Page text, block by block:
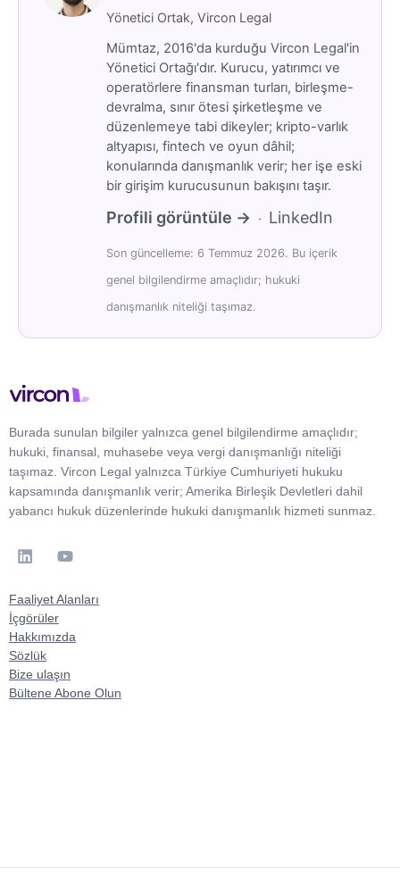
Yönetici Ortak, Vircon Legal
Mümtaz, 2016'da kurduğu Vircon Legal'in
Yönetici Ortağı'dır. Kurucu, yatırımcı ve
operatörlere finansman turları, birleşme-
devralma, sınır ötesi şirketleşme ve
düzenlemeye tabi dikeyler; kripto-varlık
altyapısı, fintech ve oyun dâhil;
konularında danışmanlık verir; her işe eski
bir girişim kurucusunun bakışını taşır.
Profili görüntüle → · LinkedIn
Son güncelleme: 6 Temmuz 2026. Bu içerik
genel bilgilendirme amaçlıdır; hukuki
danışmanlık niteliği taşımaz.
Burada sunulan bilgiler yalnızca genel bilgilendirme amaçlıdır;
hukuki, finansal, muhasebe veya vergi danışmanlığı niteliği
taşımaz. Vircon Legal yalnızca Türkiye Cumhuriyeti hukuku
kapsamında danışmanlık verir; Amerika Birleşik Devletleri dahil
yabancı hukuk düzenlerinde hukuki danışmanlık hizmeti sunmaz.
Faaliyet Alanları
İçgörüler
Hakkımızda
Sözlük
Bize ulaşın
Bültene Abone Olun